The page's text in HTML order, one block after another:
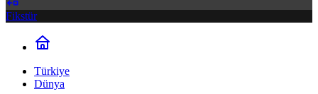
Fikstür
Türkiye
Dünya